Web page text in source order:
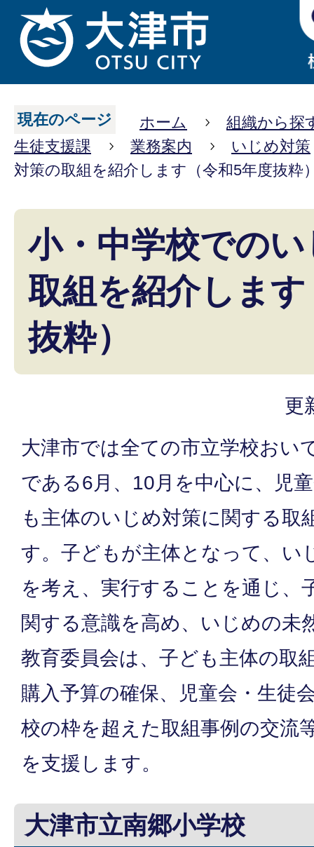
現在のページ ホーム
組織から探
生徒支援課
業務案内
いじめ対策
対策の取組を紹介します（令和5年度抜粋
小・中学校での
取組を紹介しま
抜粋）
更
大津市では全ての市立学校おい
である6月、10月を中心に、児
も主体のいじめ対策に関する取
す。子どもが主体となって、い
を考え、実行することを通じ、
関する意識を高め、いじめの未
教育委員会は、子ども主体の取
購入予算の確保、児童会・生徒
校の枠を超えた取組事例の交流
を支援します。
大津市立南郷小学校